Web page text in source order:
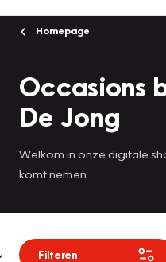
Homepage
Occasions
De Jong
Welkom in onze digitale
komt nemen.
Filteren